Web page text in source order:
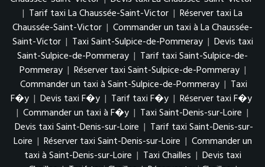
| Tarif taxi La Chaussée-Saint-Victor | Réserver taxi La
Chaussée-Saint-Victor | Commander un taxi à La Chaussée-
Saint-Victor | Taxi Saint-Sulpice-de-Pommeray | Devis taxi
Saint-Sulpice-de-Pommeray | Tarif taxi Saint-Sulpice-de-
Pommeray | Réserver taxi Saint-Sulpice-de-Pommeray |
Commander un taxi à Saint-Sulpice-de-Pommeray | Taxi
F�y | Devis taxi F�y | Tarif taxi F�y | Réserver taxi F�y
| Commander un taxi à F�y | Taxi Saint-Denis-sur-Loire |
Devis taxi Saint-Denis-sur-Loire | Tarif taxi Saint-Denis-sur-
Loire | Réserver taxi Saint-Denis-sur-Loire | Commander un
taxi à Saint-Denis-sur-Loire | Taxi Chailles | Devis taxi